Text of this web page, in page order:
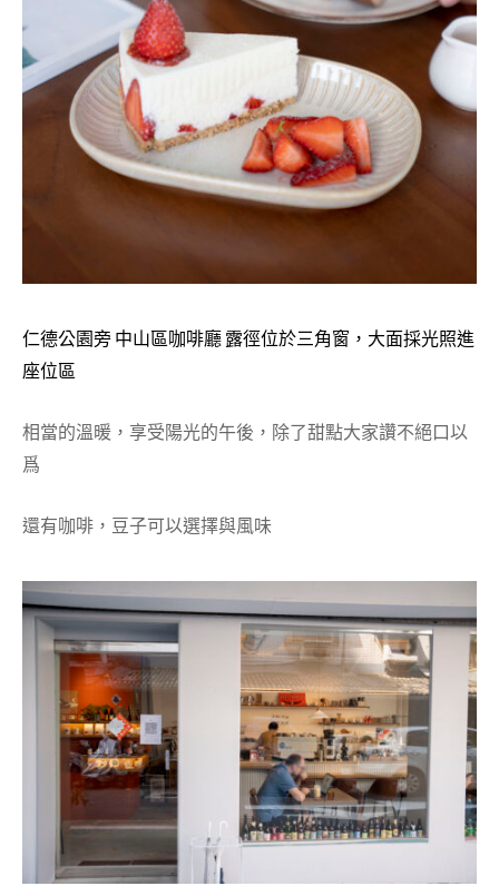
仁德公園旁 中山區咖啡廳 露徑位於三角窗，大面採光照進
座位區
相當的溫暖，享受陽光的午後，除了甜點大家讚不絕口以
爲
還有咖啡，豆子可以選擇與風味